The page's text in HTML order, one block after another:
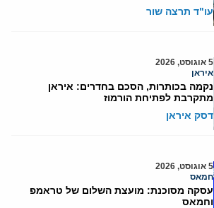
עו"ד תרצה שור
5 אוגוסט, 2026
איראן
נקמה בכותרות, הסכם בחדרים: איראן
מתקרבת לפתיחת הורמוז
דסק איראן
5 אוגוסט, 2026
חמאס
עסקה מסוכנת: מועצת השלום של טראמפ
וחמאס